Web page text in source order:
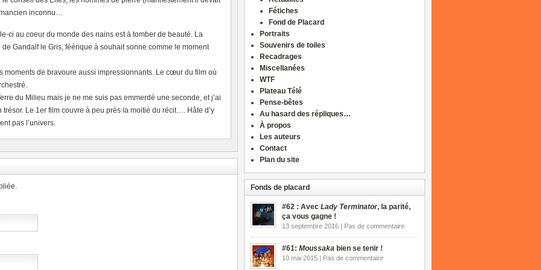
inconnu…
ci au coeur du monde des nains est à tomber de beauté. La
Gandalf le Gris, féérique à souhait sonne comme le moment
moments de bravoure aussi impressionnants. Le cœur du film où
du Milieu mais je ne me suis pas emmerdé une seconde, et j’ai
Le 1er film couvre à peu près la moitié du récit…. Hâte d’y
pas l’univers.
Fétiches
Fond de Placard
Portraits
Souvenirs de toiles
Recadrages
Miscellanées
WTF
Plateau Télé
Pense-bêtes
Au hasard des répliques…
À propos
Les auteurs
Contact
Plan du site
Fonds de placard
#62 : Avec Lady Terminator, la parité,
ça vous gagne !
13 septembre 2016 | Pas de commentaire
#61: Moussaka bien se tenir !
10 mai 2015 | Pas de commentaire